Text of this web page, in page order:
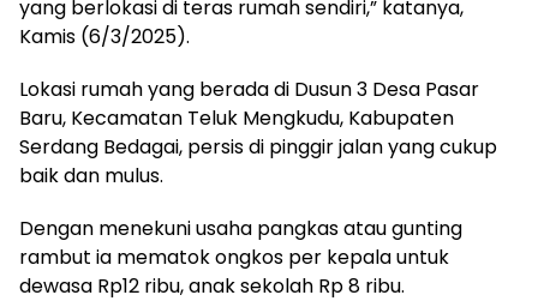
yang berlokasi di teras rumah sendiri,” katanya,
Kamis (6/3/2025).
Lokasi rumah yang berada di Dusun 3 Desa Pasar
Baru, Kecamatan Teluk Mengkudu, Kabupaten
Serdang Bedagai, persis di pinggir jalan yang cukup
baik dan mulus.
Dengan menekuni usaha pangkas atau gunting
rambut ia mematok ongkos per kepala untuk
dewasa Rp12 ribu, anak sekolah Rp 8 ribu.